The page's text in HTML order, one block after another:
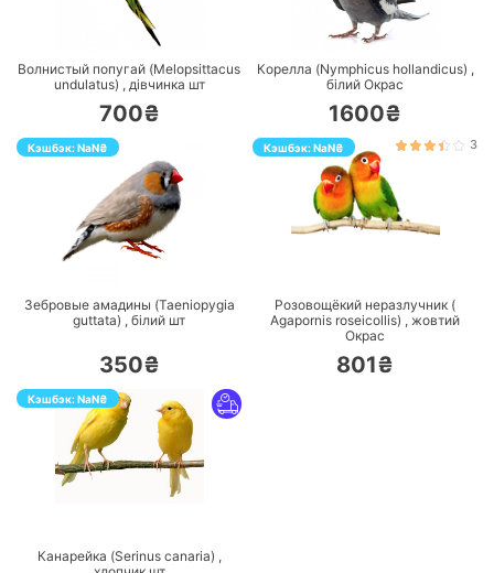
ПЕРЕЙТИ
Волнистый попугай (Melopsittacus
undulatus) , дівчинка шт
700₴
ПЕРЕЙТИ
Корелла (Nymphicus hollandicus) ,
білий Окрас
1600₴
Кэшбэк:NaN₴
ПЕРЕЙТИ
Зебровые амадины (Taeniopygia
guttata) , білий шт
350₴
Кэшбэк:NaN₴ 3
Розовощёкий неразлучник (
Agapornis roseicollis) , жовтий
Окрас
801₴
Кэшбэк:NaN₴
Канарейка (Serinus canaria) ,